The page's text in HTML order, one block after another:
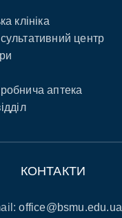
клініка
центр
аптека
КОНТАКТИ
office@bsmu.edu.ua